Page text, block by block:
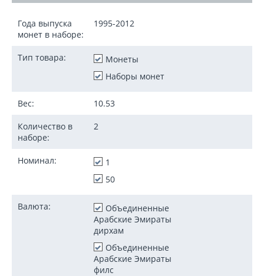
Года выпуска
монет в наборе:
1995-2012
Тип товара:
Монеты
Наборы монет
Вес: 10.53
Количество в
наборе:
2
Номинал:
1
50
Валюта:
Объединенные
Арабские Эмираты
дирхам
Объединенные
Арабские Эмираты
филс